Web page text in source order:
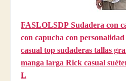
FASLOLSDP Sudadera con
con capucha con
casual top sudaderas tallas
manga larga Rick casual
L